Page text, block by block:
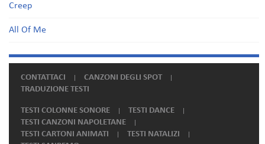
Creep
All Of Me
CONTATTACI
CANZONI DEGLI SPOT
TRADUZIONE TESTI
TESTI COLONNE SONORE
TESTI DANCE
TESTI CANZONI NAPOLETANE
TESTI CARTONI ANIMATI
TESTI NATALIZI